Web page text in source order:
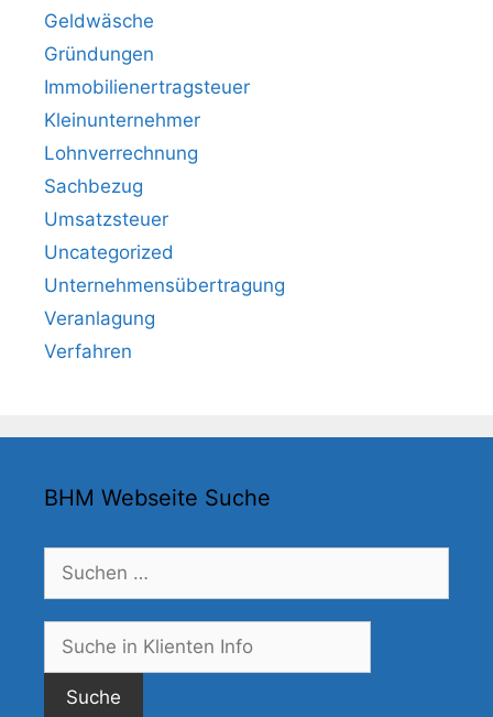
Geldwäsche
Gründungen
Immobilienertragsteuer
Kleinunternehmer
Lohnverrechnung
Sachbezug
Umsatzsteuer
Uncategorized
Unternehmensübertragung
Veranlagung
Verfahren
BHM Webseite Suche
nach: